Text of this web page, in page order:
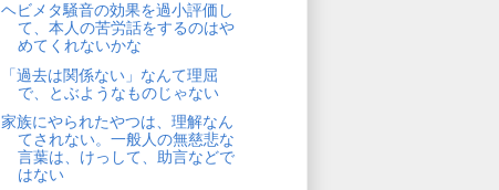
ヘビメタ騒音の効果を過小評価し
て、本人の苦労話をするのはや
めてくれないかな
「過去は関係ない」なんて理屈
で、とぶようなものじゃない
家族にやられたやつは、理解なん
てされない。一般人の無慈悲な
言葉は、けっして、助言などで
はない